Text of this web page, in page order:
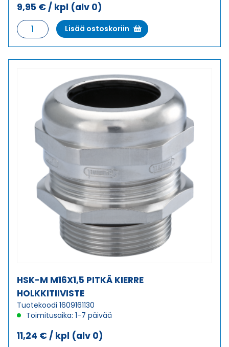
9,95 € / kpl (alv 0)
HSK-
M
16
Lisää ostoskoriin
HSK-M M16X1,5 PITKÄ KIERRE
HOLKKITIIVISTE
Tuotekoodi 1609161130
Toimitusaika: 1-7 päivää
11,24 € / kpl (alv 0)